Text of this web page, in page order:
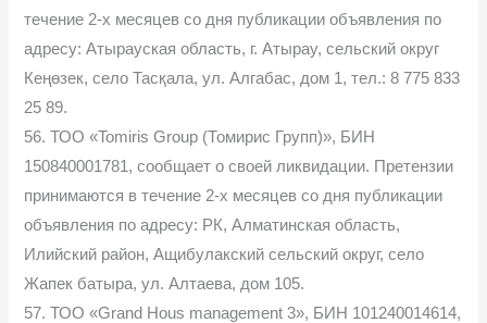
течение 2-х месяцев со дня публикации объявления по
адресу: Атырауская область, г. Атырау, сельский округ
Кеңөзек, село Тасқала, ул. Алгабас, дом 1, тел.: 8 775 833
25 89.
56. ТОО «Tomiris Group (Томирис Групп)», БИН
150840001781, сообщает о своей ликвидации. Претензии
принимаются в течение 2-х месяцев со дня публикации
объявления по адресу: РК, Алматинская область,
Илийский район, Ащибулакский сельский округ, село
Жапек батыра, ул. Алтаева, дом 105.
57. ТОО «Grand Hous management 3», БИН 101240014614,